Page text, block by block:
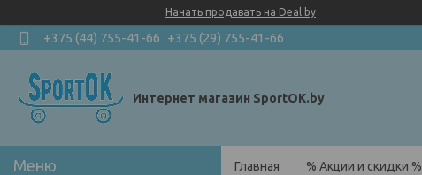
Начать продавать на Deal.by
+375 (44) 755-41-66 +375 (29) 755-41-66
Интернет магазин SportOK.by
Главная % Акции и скидки %